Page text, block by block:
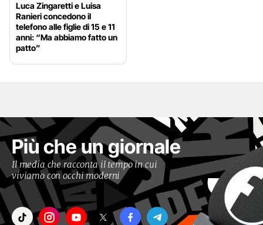
Luca Zingaretti e Luisa
Ranieri concedono il
telefono alle figlie di 15 e 11
anni: “Ma abbiamo fatto un
patto”
Più che un giornale
Il media che racconta il tempo in cui
viviamo con occhi moderni